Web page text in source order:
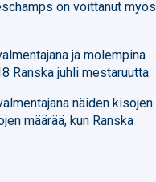
on voittanut myös
ja molempina
Ranska juhli mestaruutta.
näiden kisojen
määrää, kun Ranska